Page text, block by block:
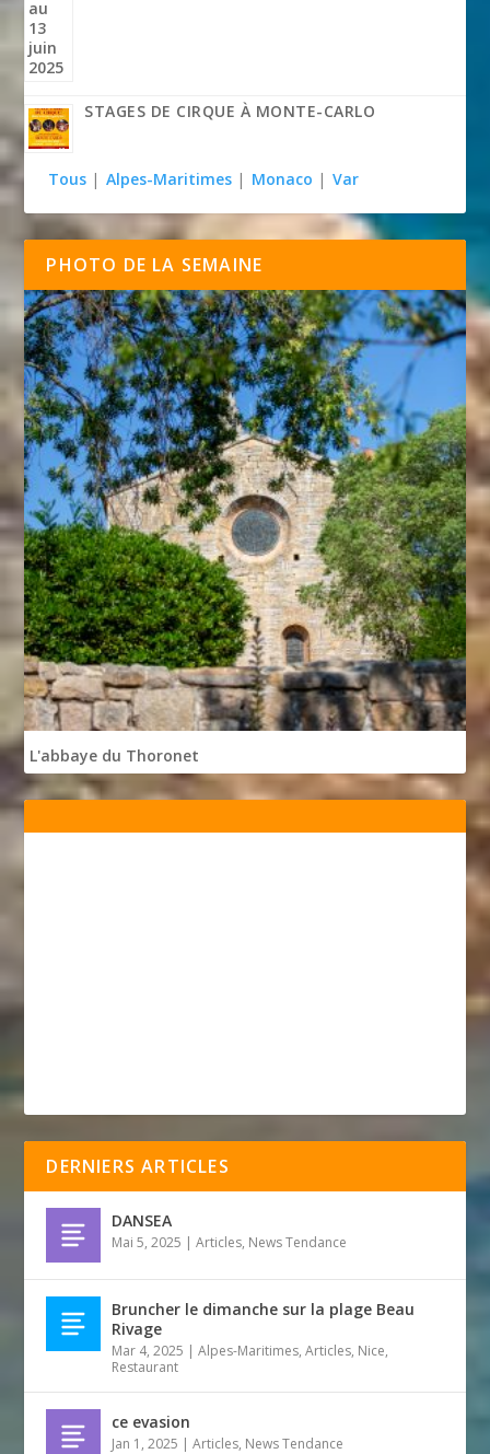
STAGES DE CIRQUE À MONTE-CARLO
Tous | Alpes-Maritimes | Monaco | Var
PHOTO DE LA SEMAINE
L'abbaye du Thoronet
DERNIERS ARTICLES
DANSEA
Mai 5, 2025 |Articles, News Tendance
Bruncher le dimanche sur la plage Beau
Rivage
Mar 4, 2025 |Alpes-Maritimes,Articles, Nice,
Restaurant
ce evasion
Jan 1, 2025 |Articles, News Tendance